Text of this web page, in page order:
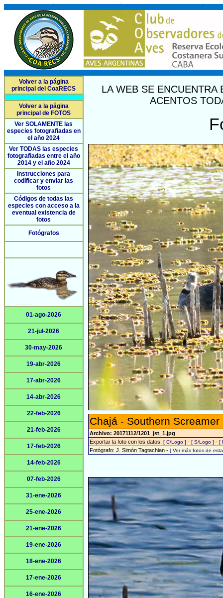
Volver a la página
principal del CoaRECS
Volver a la página
principal de FOTOS
Ver SOLAMENTE las
especies fotografiadas en
el año 2024
Ver TODAS las especies
fotografiadas entre el año
2014 y el año 2024
Instrucciones para
codificar y enviar las
fotos
Códigos de todas las
especies con acceso a la
eventual existencia de
fotos
Fotógrafos
01-ago-2026
21-jul-2026
30-may-2026
19-abr-2026
17-abr-2026
14-abr-2026
22-feb-2026
21-feb-2026
17-feb-2026
14-feb-2026
07-feb-2026
31-ene-2026
25-ene-2026
21-ene-2026
19-ene-2026
18-ene-2026
17-ene-2026
16-ene-2026
LA WEB SE
ACENTOS
Chajá - Southern
Archivo: 20171112/1201_jst_1.jpg
Exportar la foto con los datos: [ C/Logo ] - [ S/Logo ] - [
Fotógrafo: J. Simón Tagtachian - [ Ver más fotos de